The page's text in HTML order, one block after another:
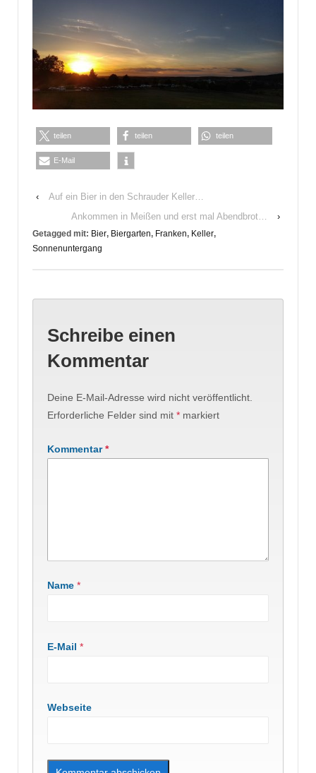
teilen teilen teilen
E-Mail
‹
Auf ein Bier in den Schrauder Keller…
Ankommen in Meißen und erst mal Abendbrot…
›
Getagged mit: Bier, Biergarten, Franken, Keller,
Sonnenuntergang
Schreibe einen
Kommentar
Deine E-Mail-Adresse wird nicht veröffentlicht.
Erforderliche Felder sind mit * markiert
Kommentar*
Name *
E-Mail *
Webseite